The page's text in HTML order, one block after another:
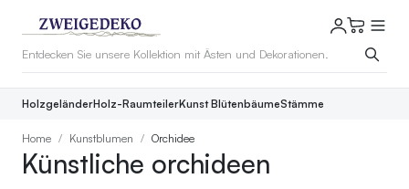
HolzgeländerHolz-RaumteilerKunst BlütenbäumeStämme
Home Kunstblumen Orchidee
Künstliche orchideen